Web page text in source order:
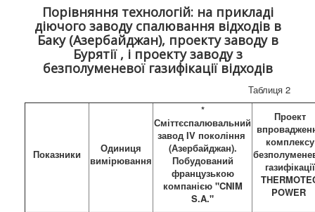
Порівняння технологій: на прикладі
діючого заводу спалювання відходів в
Баку (Азербайджан), проекту заводу в
Бурятії , і проекту заводу з
безполуменевої газифікації відходів
Таблиця 2
Показники
Одиниця
вимірювання
*
Сміттєспалювальний
завод IV покоління
(Азербайджан).
Побудований
французькою
компанією "CNIM
S.A."
Проект
комплексу
газифікації
POWER